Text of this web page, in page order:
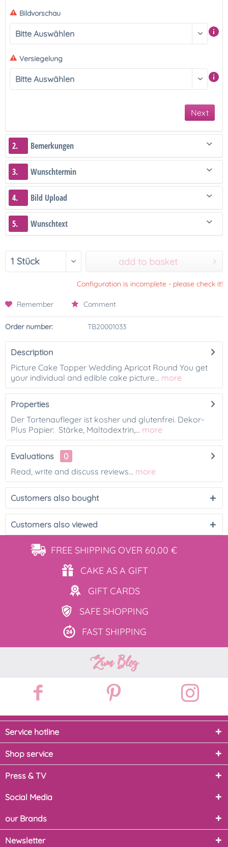
Bildvorschau
Versiegelung
Next
2. Bemerkungen
3. Wunschtermin
4. Bild Upload
5. Wunschtext
add to basket
Configuration is incomplete - please check it!
Remember Comment
Order number: TB20001033
Description
Picture Cake Topper Wedding Apricot Round You get
your individual and edible cake picture... more
Properties
Der Tortenaufleger ist kosher und glutenfrei. Dekor-
Plus Papier: Stärke, Maltodextrin,... more
Evaluations
0
Read, write and discuss reviews... more
Customers also bought
Customers also viewed
FREE SHIPPING OVER 60,00 €
CAKE ASA GIFT
GIFT CARDS
SAFE SHOPPING
FAST SHIPPING
Zum Blog
Service hotline
Shop service
Press & TV
Social Media
our Brands
Newsletter